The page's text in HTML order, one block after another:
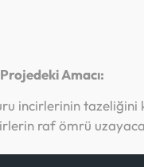
Projedeki Amacı:
incirlerinin
raf ömrü